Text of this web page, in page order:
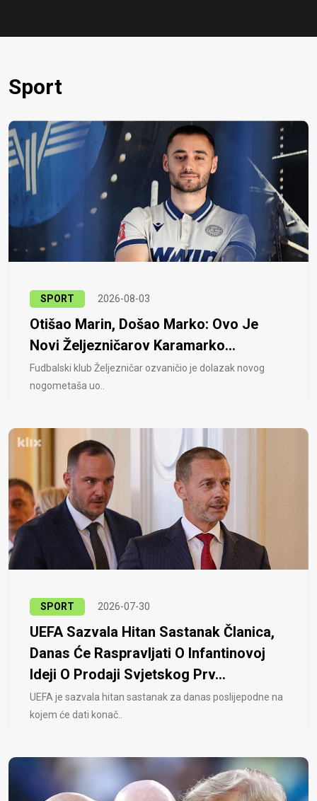
Sport
SPORT 2026-08-03
Otišao Marin, Došao Marko: Ovo Je
Novi Željezničarov Karamarko...
Fudbalski klub Željezničar ozvaničio je dolazak novog
nogometaša uo..
SPORT 2026-07-30
UEFA Sazvala Hitan Sastanak Članica,
Danas Će Raspravljati O Infantinovoj
Ideji O Prodaji Svjetskog Prv...
UEFA je sazvala hitan sastanak za danas poslijepodne na
kojem će dati konač..